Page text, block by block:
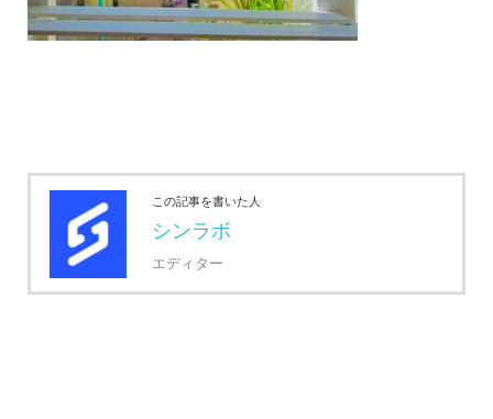
この記事を書いた人
シンラボ
エディター